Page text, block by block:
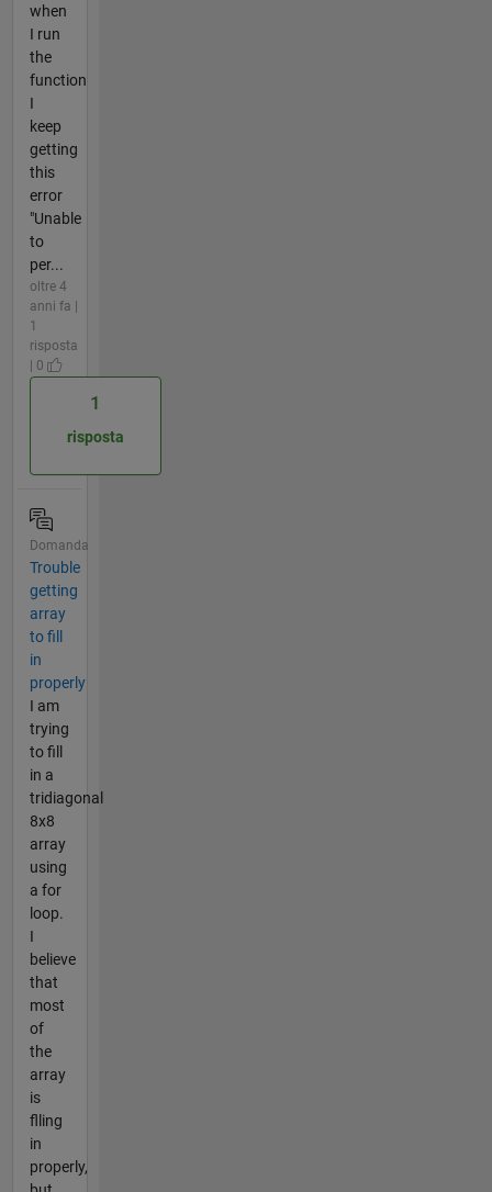
when
I run
the
function
I
keep
getting
this
error
"Unable
to
per...
oltre 4
anni fa |
1
risposta
| 0
1
risposta
Domanda
Trouble
getting
array
to fill
in
properly
I am
trying
to fill
in a
tridiagonal
8x8
array
using
a for
loop.
I
believe
that
most
of
the
array
is
flling
in
properly,